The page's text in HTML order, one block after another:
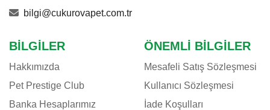
bilgi@cukurovapet.com.tr
BILGILER
Hakkımızda
Pet Prestige Club
Banka Hesaplarımız
ÖNEMLI BILGILER
Mesafeli Satış Sözleşmesi
Kullanıcı Sözleşmesi
İade Koşulları